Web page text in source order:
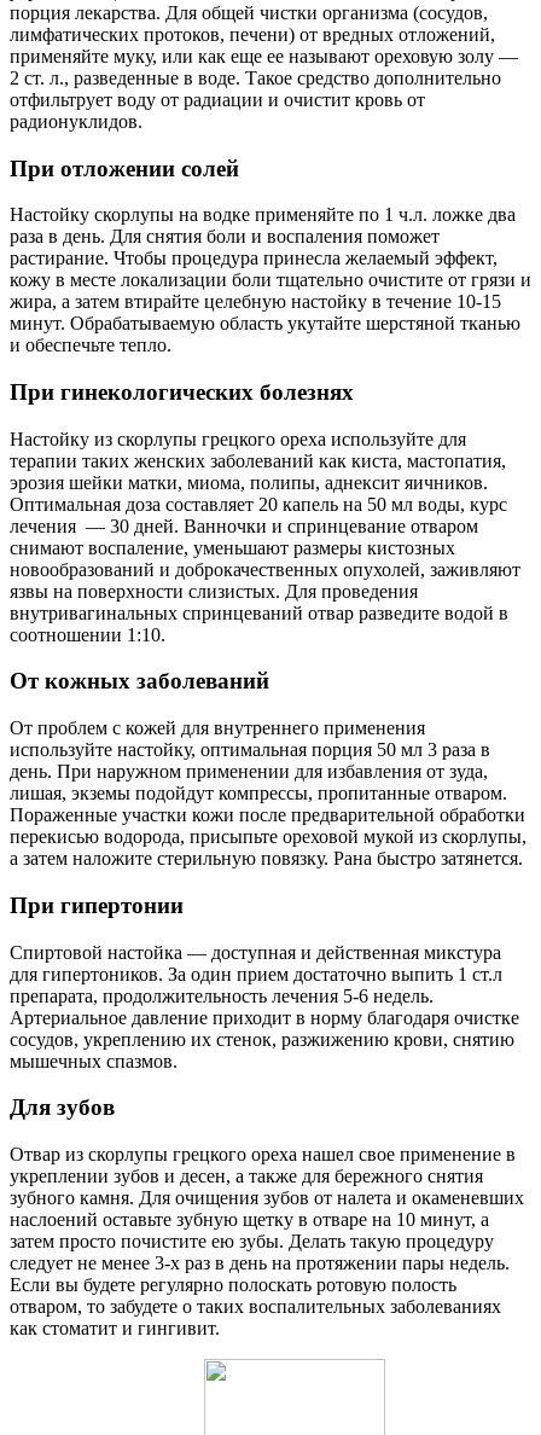
порция лекарства. Для общей чистки организма (сосудов,
лимфатических протоков, печени) от вредных отложений,
применяйте муку, или как еще ее называют ореховую золу —
2 ст. л., разведенные в воде. Такое средство дополнительно
отфильтрует воду от радиации и очистит кровь от
радионуклидов.
При отложении солей
Настойку скорлупы на водке применяйте по 1 ч.л. ложке два
раза в день. Для снятия боли и воспаления поможет
растирание. Чтобы процедура принесла желаемый эффект,
кожу в месте локализации боли тщательно очистите от грязи и
жира, а затем втирайте целебную настойку в течение 10-15
минут. Обрабатываемую область укутайте шерстяной тканью
и обеспечьте тепло.
При гинекологических болезнях
Настойку из скорлупы грецкого ореха используйте для
терапии таких женских заболеваний как киста, мастопатия,
эрозия шейки матки, миома, полипы, аднексит яичников.
Оптимальная доза составляет 20 капель на 50 мл воды, курс
лечения — 30 дней. Ванночки и спринцевание отваром
снимают воспаление, уменьшают размеры кистозных
новообразований и доброкачественных опухолей, заживляют
язвы на поверхности слизистых. Для проведения
внутривагинальных спринцеваний отвар разведите водой в
соотношении 1:10.
От кожных заболеваний
От проблем с кожей для внутреннего применения
используйте настойку, оптимальная порция 50 мл 3 раза в
день. При наружном применении для избавления от зуда,
лишая, экземы подойдут компрессы, пропитанные отваром.
Пораженные участки кожи после предварительной обработки
перекисью водорода, присыпьте ореховой мукой из скорлупы,
а затем наложите стерильную повязку. Рана быстро затянется.
При гипертонии
Спиртовой настойка — доступная и действенная микстура
для гипертоников. За один прием достаточно выпить 1 ст.л
препарата, продолжительность лечения 5-6 недель.
Артериальное давление приходит в норму благодаря очистке
сосудов, укреплению их стенок, разжижению крови, снятию
мышечных спазмов.
Для зубов
Отвар из скорлупы грецкого ореха нашел свое применение в
укреплении зубов и десен, а также для бережного снятия
зубного камня. Для очищения зубов от налета и окаменевших
наслоений оставьте зубную щетку в отваре на 10 минут, а
затем просто почистите ею зубы. Делать такую процедуру
следует не менее 3-х раз в день на протяжении пары недель.
Если вы будете регулярно полоскать ротовую полость
отваром, то забудете о таких воспалительных заболеваниях
как стоматит и гингивит.